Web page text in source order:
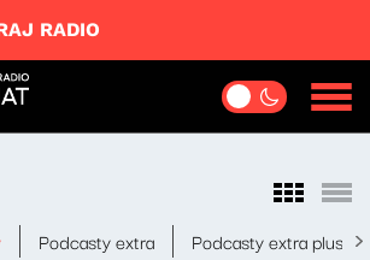
RADIO
Podcasty extra Podcasty extra plus